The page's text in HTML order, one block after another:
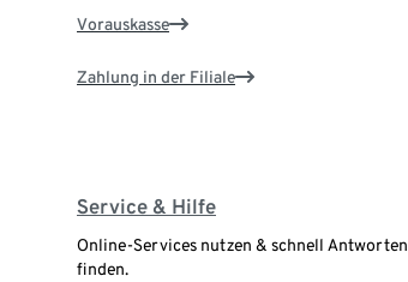
Vorauskasse
Zahlung in der Filiale
Service & Hilfe
Online-Services nutzen & schnell Antworten
finden.